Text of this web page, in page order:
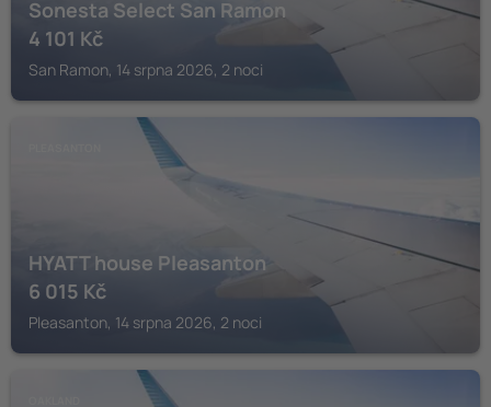
Sonesta Select San Ramon
4 101 Kč
San Ramon, 14 srpna 2026, 2 noci
HYATT house Pleasanton
6 015 Kč
Pleasanton, 14 srpna 2026, 2 noci